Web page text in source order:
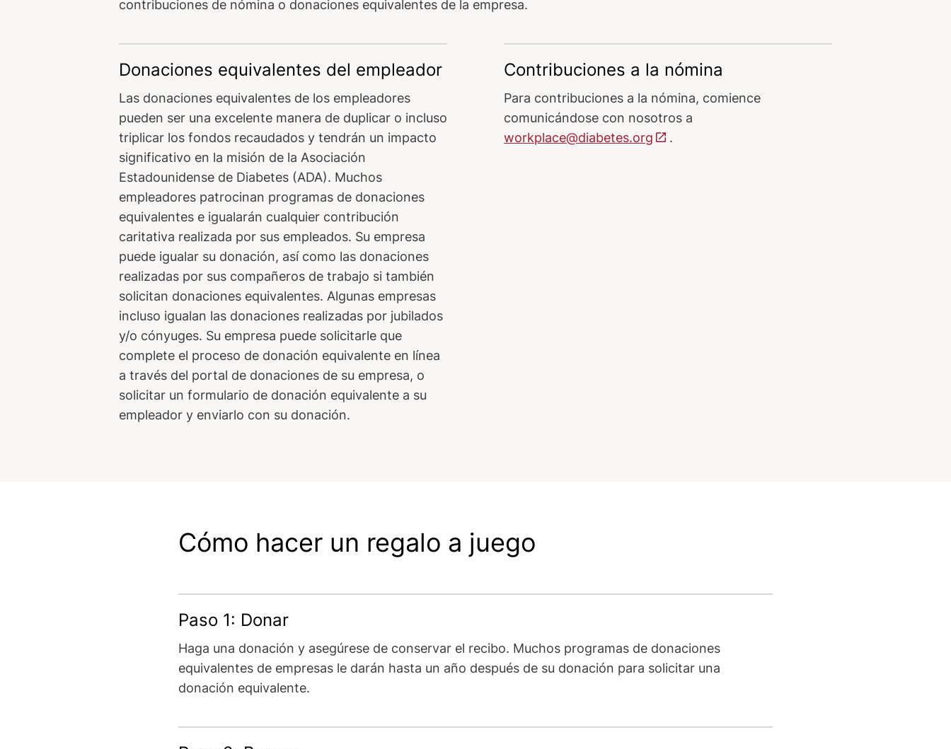
contribuciones de nómina o donaciones equivalentes de la empresa.
Donaciones equivalentes del empleador
Las donaciones equivalentes de los empleadores
pueden ser una excelente manera de duplicar o incluso
triplicar los fondos recaudados y tendrán un impacto
significativo en la misión de la Asociación
Estadounidense de Diabetes (ADA). Muchos
empleadores patrocinan programas de donaciones
equivalentes e igualarán cualquier contribución
caritativa realizada por sus empleados. Su empresa
puede igualar su donación, así como las donaciones
realizadas por sus compañeros de trabajo si también
solicitan donaciones equivalentes. Algunas empresas
incluso igualan las donaciones realizadas por jubilados
y/o cónyuges. Su empresa puede solicitarle que
complete el proceso de donación equivalente en línea
a través del portal de donaciones de su empresa, o
solicitar un formulario de donación equivalente a su
empleador y enviarlo con su donación.
Contribuciones a la nómina
Para contribuciones a la nómina, comience
comunicándose con nosotros a
workplace@diabetes.org
.
Cómo hacer un regalo a juego
Paso 1: Donar
Haga una donación y asegúrese de conservar el recibo. Muchos programas de donaciones
equivalentes de empresas le darán hasta un año después de su donación para solicitar una
donación equivalente.